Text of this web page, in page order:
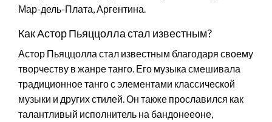
Мар-дель-Плата, Аргентина.
Как Астор Пьяццолла стал известным?
Астор Пьяццолла стал известным благодаря своему
творчеству в жанре танго. Его музыка смешивала
традиционное танго с элементами классической
музыки и других стилей. Он также прославился как
талантливый исполнитель на бандонееоне,